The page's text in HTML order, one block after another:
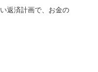
返済計画で、お金の